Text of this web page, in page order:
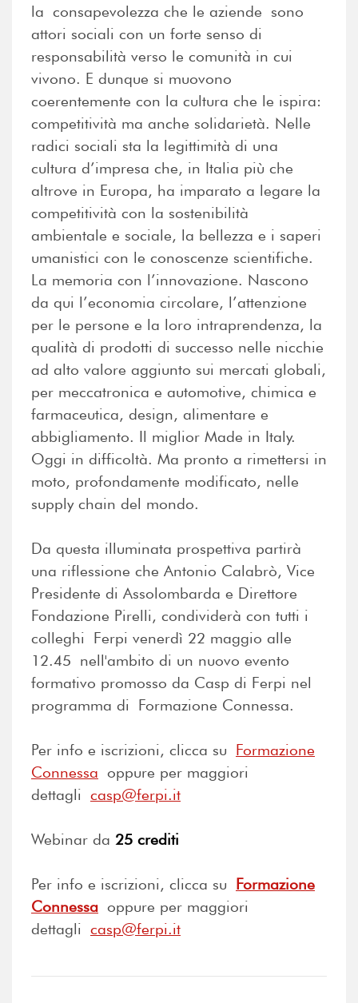
la consapevolezza che le aziende sono
attori sociali con un forte senso di
responsabilità verso le comunità in cui
vivono. E dunque si muovono
coerentemente con la cultura che le ispira:
competitività ma anche solidarietà. Nelle
radici sociali sta la legittimità di una
cultura d’impresa che, in Italia più che
altrove in Europa, ha imparato a legare la
competitività con la sostenibilità
ambientale e sociale, la bellezza e i saperi
umanistici con le conoscenze scientifiche.
La memoria con l’innovazione. Nascono
da qui l’economia circolare, l’attenzione
per le persone e la loro intraprendenza, la
qualità di prodotti di successo nelle nicchie
ad alto valore aggiunto sui mercati globali,
per meccatronica e automotive, chimica e
farmaceutica, design, alimentare e
abbigliamento. Il miglior Made in Italy.
Oggi in difficoltà. Ma pronto a rimettersi in
moto, profondamente modificato, nelle
supply chain del mondo.
Da questa illuminata prospettiva partirà
una riflessione che Antonio Calabrò, Vice
Presidente di Assolombarda e Direttore
Fondazione Pirelli, condividerà con tutti i
colleghi Ferpi venerdì 22 maggio alle
12.45 nell'ambito di un nuovo evento
formativo promosso da Casp di Ferpi nel
programma di Formazione Connessa.
Per info e iscrizioni, clicca su Formazione
Connessa oppure per maggiori
dettagli casp@ferpi.it
Webinar da 25 crediti
Per info e iscrizioni, clicca su Formazione
Connessa oppure per maggiori
dettagli casp@ferpi.it